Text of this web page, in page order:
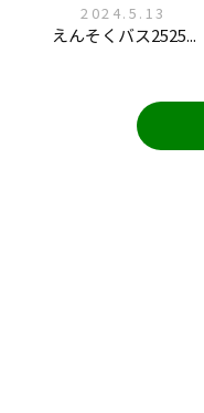
2024.5.13
えんそくバス2525...